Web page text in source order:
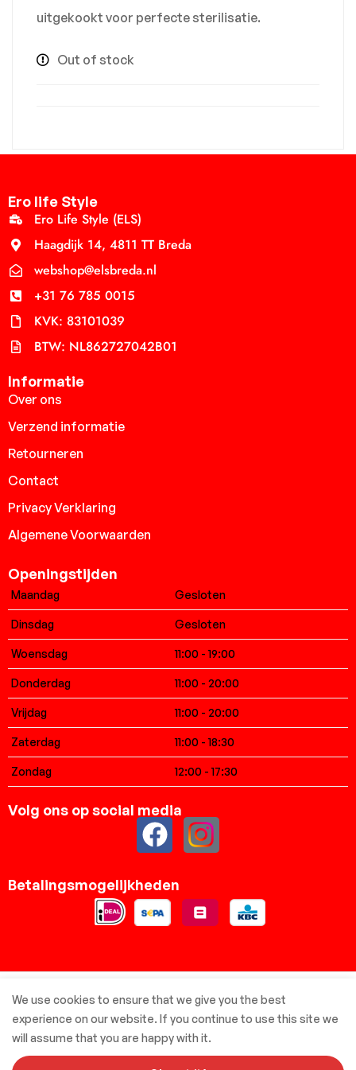
uitgekookt voor perfecte sterilisatie.
Out of stock
Ero life Style
Ero Life Style (ELS)
Haagdijk 14, 4811 TT Breda
webshop@elsbreda.nl
+31 76 785 0015
KVK: 83101039
BTW: NL862727042B01
Informatie
Over ons
Verzend informatie
Retourneren
Contact
Privacy Verklaring
Algemene Voorwaarden
Openingstijden
Maandag Gesloten
Dinsdag Gesloten
Woensdag 11:00 - 19:00
Donderdag 11:00 - 20:00
Vrijdag 11:00 - 20:00
Zaterdag 11:00 - 18:30
Zondag 12:00 - 17:30
Volg ons op social media
Betalingsmogelijkheden
© Elsbreda.nl - Alle rechten voorbehouden
Met ❤️ gemaakt door: MBIV Development
We use cookies to ensure that we give you the best
experience on our website. If you continue to use this site we
will assume that you are happy with it.